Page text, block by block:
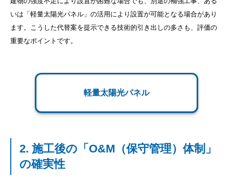
いは「軽量太陽光パネル」の活用により設置が可能となる場合があり
ます。こうした代替案を提示できる技術的引き出しの多さも、評価の
重要なポイントです。
軽量太陽光パネル
2. 施工後の「O&M（保守管理）体制」
の確実性